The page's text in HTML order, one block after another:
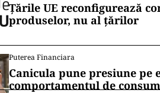
Țările UE reconfigurează
produselor, nu al țărilor
Puterea Financiara
Canicula pune presiune pe
comportamentul de consum